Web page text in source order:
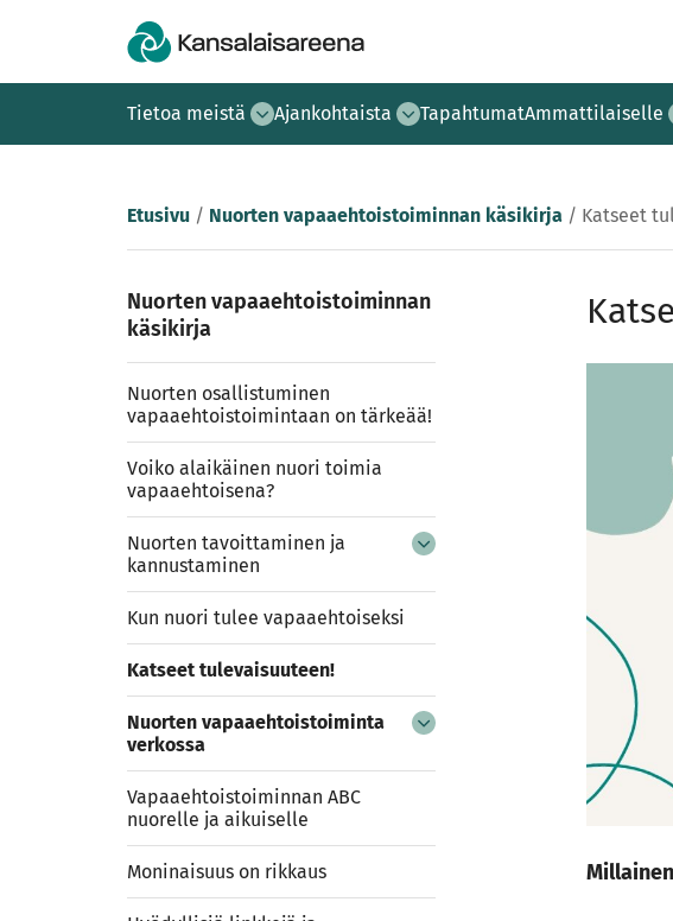
Tietoa meistä Ajankohtaista TapahtumatAmmattilaiselle
Etusivu / Nuorten vapaaehtoistoiminnan käsikirja / Katseet
Nuorten vapaaehtoistoiminnan
käsikirja
Nuorten osallistuminen
vapaaehtoistoimintaan on tärkeää!
Voiko alaikäinen nuori toimia
vapaaehtoisena?
Nuorten tavoittaminen ja
kannustaminen
Kun nuori tulee vapaaehtoiseksi
Katseet tulevaisuuteen!
Nuorten vapaaehtoistoiminta
verkossa
Vapaaehtoistoiminnan ABC
nuorelle ja aikuiselle
Moninaisuus on rikkaus